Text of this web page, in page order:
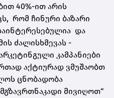
40%-ით არის
რომ ჩინური ბაზარი
და
ძალისხმევას -
კამპანიები
აქტიურად ვმუშაობთ
ცნობადობა
მივიღოთ“